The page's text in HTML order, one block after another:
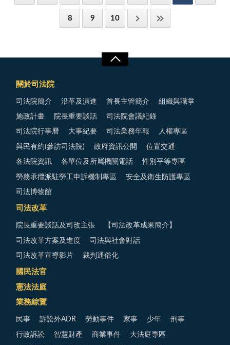
8 9 10
關於司法院
司法院簡介 沿革及演進 首長主管簡介 組織與職掌
施政計畫 院長重要談話 司法院會議紀錄
司法院行事曆 大事紀要 司法業務年報 人權專區
與民有約(參訪司法院) 政府資訊公開 位置交通
各法院資訊 各單位及所屬機關電話 性別平等專區
勞務承攬派駐勞工申訴機制專區 安全及衛生防護專區
司法博物館
司法改革
院長重要談話及司改主張 【司法改革成果簡介】
司法改革方案及進度 司法與社會對話
司法改革宣導影片 裁判通俗化
國民法官
憲法法庭
業務綜覽
民事 訴訟外ADR 勞動事件 家事 少年 刑事
行政訴訟 智慧財產 商業事件 大法庭專區